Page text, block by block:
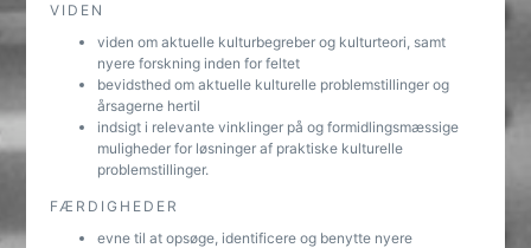
VIDEN
viden om aktuelle kulturbegreber og kulturteori, samt
nyere forskning inden for feltet
bevidsthed om aktuelle kulturelle problemstillinger og
årsagerne hertil
indsigt i relevante vinklinger på og formidlingsmæssige
muligheder for løsninger af praktiske kulturelle
problemstillinger.
FÆRDIGHEDER
evne til at opsøge, identificere og benytte nyere